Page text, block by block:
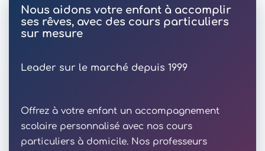
Nous aidons votre enfant à accomplir
ses rêves, avec des cours particuliers
sur mesure
Leader sur le marché depuis 1999
Offrez à votre enfant un accompagnement
scolaire personnalisé avec nos cours
particuliers à domicile. Nos professeurs